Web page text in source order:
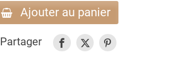
Ajouter au panier
Partager